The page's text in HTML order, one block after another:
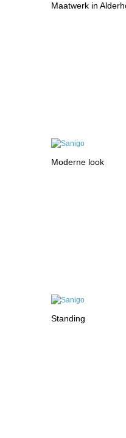
Maatwerk in
Moderne look
Standing